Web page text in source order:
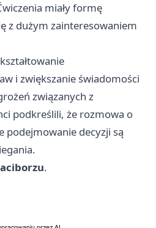
miały formę
z dużym zainteresowaniem
i zwiększanie świadomości
związanych z
podkreślili, że rozmowa o
podejmowanie decyzji są
.